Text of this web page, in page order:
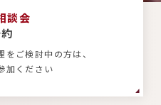
談会
ご検討中の方は、
加ください